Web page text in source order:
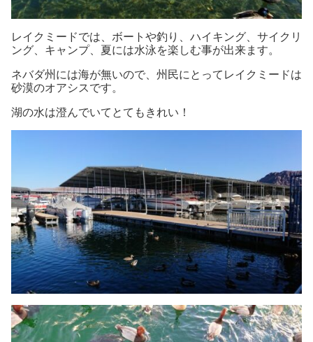
レイクミードでは、ボートや釣り、ハイキング、サイクリ
ング、キャンプ、夏には水泳を楽しむ事が出来ます。
ネバダ州には海が無いので、州民にとってレイクミードは
砂漠のオアシスです。
湖の水は澄んでいてとてもきれい！